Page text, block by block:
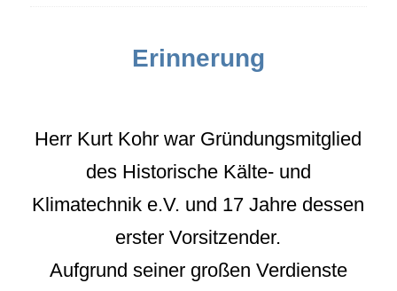
Erinnerung
Herr Kurt Kohr war Gründungsmitglied
des Historische Kälte- und
Klimatechnik e.V. und 17 Jahre dessen
erster Vorsitzender.
Aufgrund seiner großen Verdienste